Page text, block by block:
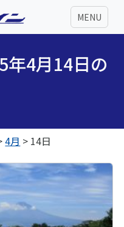
MENU
年4月14日の
4月 > 14日